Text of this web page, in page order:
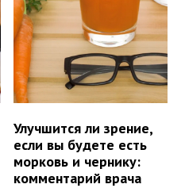
Улучшится ли зрение,
если вы будете есть
морковь и чернику:
комментарий врача